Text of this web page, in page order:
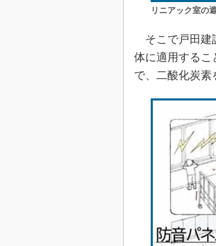
リニアック室の
そこで戸田建
体に適用するこ
で、二酸化炭素